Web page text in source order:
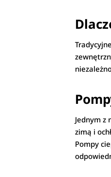
Jednym z
zimą i
Pompy